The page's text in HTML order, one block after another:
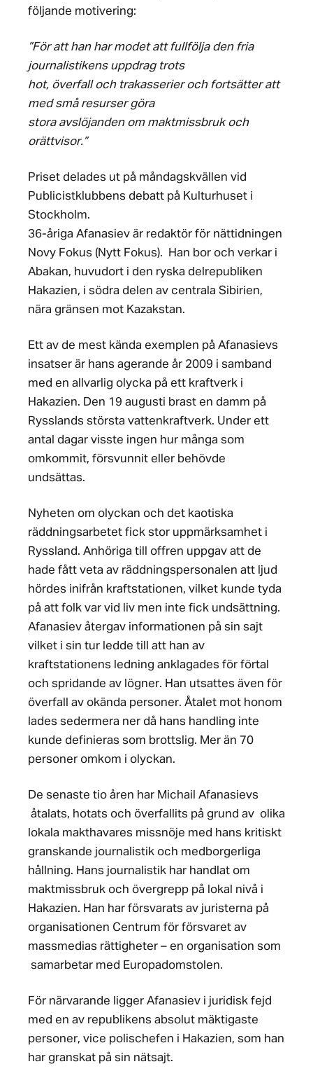
följande motivering:
”För att han har modet att fullfölja den fria
journalistikens uppdrag trots
hot, överfall och trakasserier och fortsätter att
med små resurser göra
stora avslöjanden om maktmissbruk och
orättvisor.”
Priset delades ut på måndagskvällen vid
Publicistklubbens debatt på Kulturhuset i
Stockholm.
36-åriga Afanasiev är redaktör för nättidningen
Novy Fokus (Nytt Fokus). Han bor och verkar i
Abakan, huvudort i den ryska delrepubliken
Hakazien, i södra delen av centrala Sibirien,
nära gränsen mot Kazakstan.
Ett av de mest kända exemplen på Afanasievs
insatser är hans agerande år 2009 i samband
med en allvarlig olycka på ett kraftverk i
Hakazien. Den 19 augusti brast en damm på
Rysslands största vattenkraftverk. Under ett
antal dagar visste ingen hur många som
omkommit, försvunnit eller behövde
undsättas.
Nyheten om olyckan och det kaotiska
räddningsarbetet fick stor uppmärksamhet i
Ryssland. Anhöriga till offren uppgav att de
hade fått veta av räddningspersonalen att ljud
hördes inifrån kraftstationen, vilket kunde tyda
på att folk var vid liv men inte fick undsättning.
Afanasiev återgav informationen på sin sajt
vilket i sin tur ledde till att han av
kraftstationens ledning anklagades för förtal
och spridande av lögner. Han utsattes även för
överfall av okända personer. Åtalet mot honom
lades sedermera ner då hans handling inte
kunde definieras som brottslig. Mer än 70
personer omkom i olyckan.
De senaste tio åren har Michail Afanasievs
åtalats, hotats och överfallits på grund av olika
lokala makthavares missnöje med hans kritiskt
granskande journalistik och medborgerliga
hållning. Hans journalistik har handlat om
maktmissbruk och övergrepp på lokal nivå i
Hakazien. Han har försvarats av juristerna på
organisationen Centrum för försvaret av
massmedias rättigheter – en organisation som
samarbetar med Europadomstolen.
För närvarande ligger Afanasiev i juridisk fejd
med en av republikens absolut mäktigaste
personer, vice polischefen i Hakazien, som han
har granskat på sin nätsajt.